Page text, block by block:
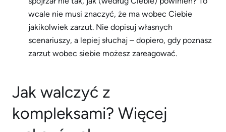
wcale nie musi znaczyć, że ma wobec Ciebie
jakikolwiek zarzut. Nie dopisuj własnych
scenariuszy, a lepiej słuchaj – dopiero, gdy poznasz
zarzut wobec siebie możesz zareagować.
Jak walczyć z
kompleksami? Więcej